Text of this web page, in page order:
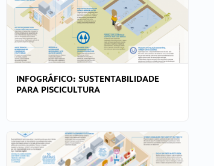
INFOGRÁFICO: SUSTENTABILIDADE
PARA PISCICULTURA